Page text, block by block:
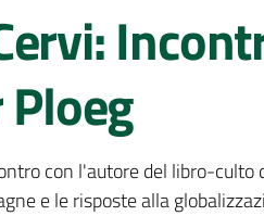
con l'autore del libro-culto
e le risposte alla